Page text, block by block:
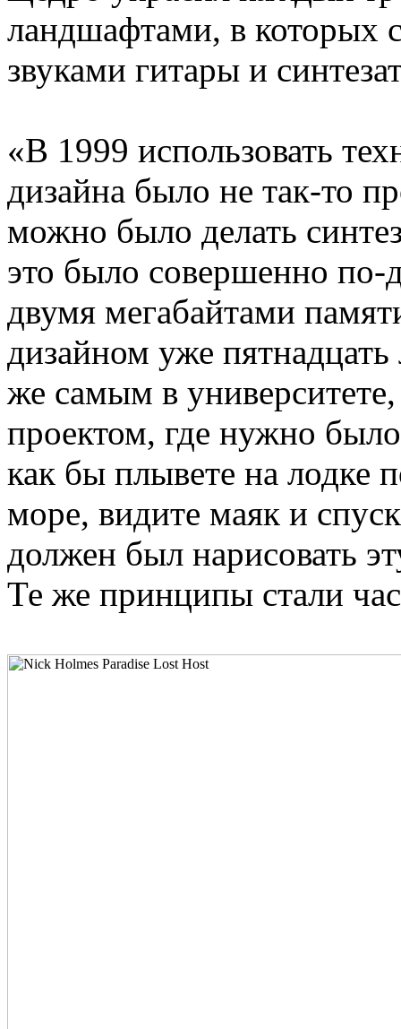
ландшафтами, в которых
звуками гитары и
«В 1999 использовать
дизайна было не так-то
можно было делать
это было совершенно
двумя мегабайтами
дизайном уже
же самым в
проектом, где нужно
как бы плывете на лодке
море, видите маяк и
должен был нарисовать
Те же принципы стали